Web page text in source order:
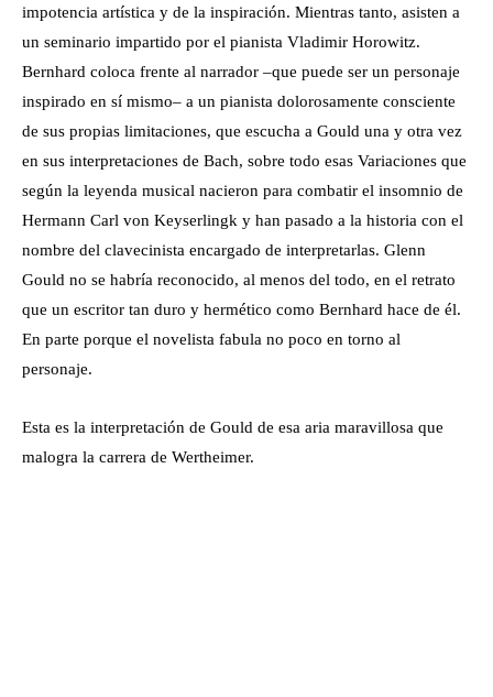
impotencia artística y de la inspiración. Mientras tanto, asisten a
un seminario impartido por el pianista Vladimir Horowitz.
Bernhard coloca frente al narrador –que puede ser un personaje
inspirado en sí mismo– a un pianista dolorosamente consciente
de sus propias limitaciones, que escucha a Gould una y otra vez
en sus interpretaciones de Bach, sobre todo esas Variaciones que
según la leyenda musical nacieron para combatir el insomnio de
Hermann Carl von Keyserlingk y han pasado a la historia con el
nombre del clavecinista encargado de interpretarlas. Glenn
Gould no se habría reconocido, al menos del todo, en el retrato
que un escritor tan duro y hermético como Bernhard hace de él.
En parte porque el novelista fabula no poco en torno al
personaje.
Esta es la interpretación de Gould de esa aria maravillosa que
malogra la carrera de Wertheimer.